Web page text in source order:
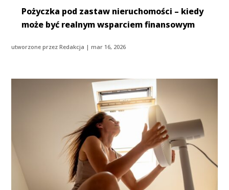
Pożyczka pod zastaw nieruchomości – kiedy
może być realnym wsparciem finansowym
utworzone przezRedakcja |mar 16, 2026